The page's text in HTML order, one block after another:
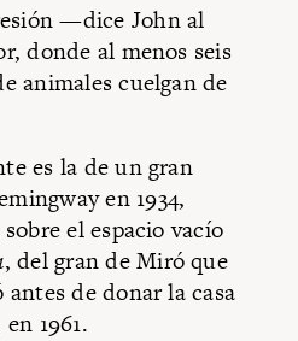
—dice John al
donde al menos seis
animales cuelgan de
es la de un gran
en 1934,
el espacio vacío
, del gran de Miró que
de donar la casa
1961.